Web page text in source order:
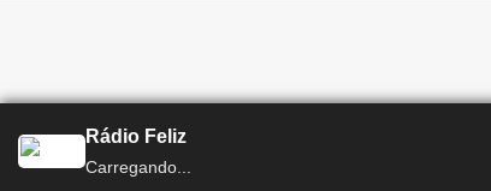
Total Print Rádio
Rádio Feliz
Carregando...